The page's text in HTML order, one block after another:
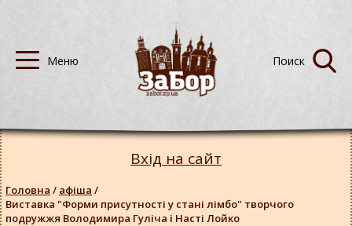
Вхід на сайт
Головна / афіша /
Виставка "Форми присутності у стані лімбо" творчого
подружжя Володимира Гуліча і Насті Лойко